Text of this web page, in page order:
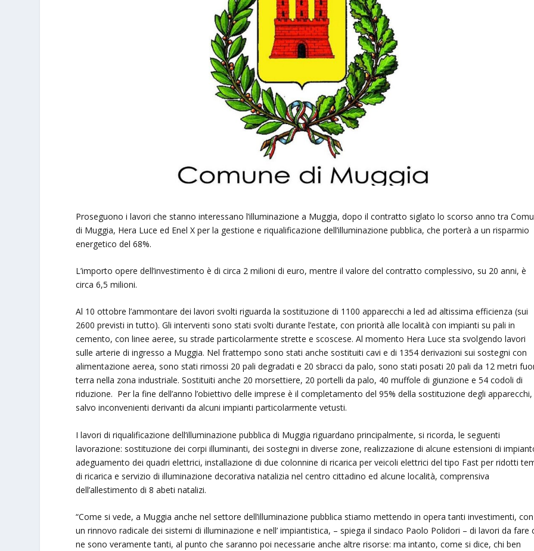
Proseguono i lavori che stanno interessano l’illuminazione a Muggia, dopo il contratto siglato lo scorso anno tra
di Muggia, Hera Luce ed Enel X per la gestione e riqualificazione dell’illuminazione pubblica, che porterà a un risparmio
energetico del 68%.
L’importo opere dell’investimento è di circa 2 milioni di euro, mentre il valore del contratto complessivo, su 20 anni, è
circa 6,5 milioni.
Al 10 ottobre l’ammontare dei lavori svolti riguarda la sostituzione di 1100 apparecchi a led ad altissima efficienza (sui
2600 previsti in tutto). Gli interventi sono stati svolti durante l’estate, con priorità alle località con impianti su pali in
cemento, con linee aeree, su strade particolarmente strette e scoscese. Al momento Hera Luce sta svolgendo lavori
sulle arterie di ingresso a Muggia. Nel frattempo sono stati anche sostituiti cavi e di 1354 derivazioni sui sostegni con
alimentazione aerea, sono stati rimossi 20 pali degradati e 20 sbracci da palo, sono stati posati 20 pali da 12 metri
terra nella zona industriale. Sostituiti anche 20 morsettiere, 20 portelli da palo, 40 muffole di giunzione e 54 codoli di
riduzione. Per la fine dell’anno l’obiettivo delle imprese è il completamento del 95% della sostituzione degli apparecchi,
salvo inconvenienti derivanti da alcuni impianti particolarmente vetusti.
I lavori di riqualificazione dell’illuminazione pubblica di Muggia riguardano principalmente, si ricorda, le seguenti
lavorazione: sostituzione dei corpi illuminanti, dei sostegni in diverse zone, realizzazione di alcune estensioni di
adeguamento dei quadri elettrici, installazione di due colonnine di ricarica per veicoli elettrici del tipo Fast per ridotti
di ricarica e servizio di illuminazione decorativa natalizia nel centro cittadino ed alcune località, comprensiva
dell’allestimento di 8 abeti natalizi.
“Come si vede, a Muggia anche nel settore dell’illuminazione pubblica stiamo mettendo in opera tanti investimenti, con
un rinnovo radicale dei sistemi di illuminazione e nell’ impiantistica, – spiega il sindaco Paolo Polidori – di lavori da fare
ne sono veramente tanti, al punto che saranno poi necessarie anche altre risorse: ma intanto, come si dice, chi ben